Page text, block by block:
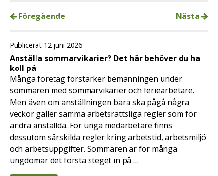
Föregående Nästa
Publicerat 12 juni 2026
Anställa sommarvikarier? Det här behöver du ha
koll på
Många företag förstärker bemanningen under
sommaren med sommarvikarier och feriearbetare.
Men även om anställningen bara ska pågå några
veckor gäller samma arbetsrättsliga regler som för
andra anställda. För unga medarbetare finns
dessutom särskilda regler kring arbetstid, arbetsmiljö
och arbetsuppgifter. Sommaren är för många
ungdomar det första steget in på …